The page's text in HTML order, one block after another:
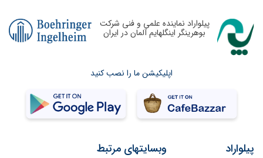
پیلواراد نماینده علمی و فنی شرکت
بوهرینگر اینگلهایم آلمان در ایران
اپلیکیشن ما را نصب کنید
پیلواراد وبسایتهای مرتبط